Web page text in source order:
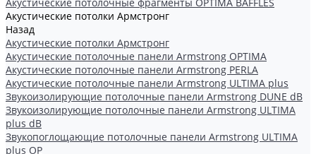
Акустические потолки Армстронг
Назад
Акустические потолки Армстронг
Акустические потолочные панели Armstrong OPTIMA
Акустические потолочные панели Armstrong PERLA
Акустические потолочные панели Armstrong ULTIMA plus
Звукоизолирующие потолочные панели Armstrong DUNE dB
Звукоизолирующие потолочные панели Armstrong ULTIMA
plus dB
Звукопоглощающие потолочные панели Armstrong ULTIMA
plus OP